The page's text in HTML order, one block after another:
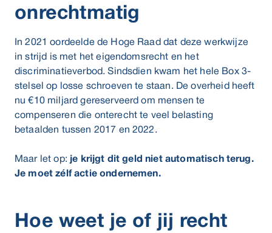
onrechtmatig
In 2021 oordeelde de Hoge Raad dat deze werkwijze
in strijd is met het eigendomsrecht en het
discriminatieverbod. Sindsdien kwam het hele Box 3-
stelsel op losse schroeven te staan. De overheid heeft
nu €10 miljard gereserveerd om mensen te
compenseren die onterecht te veel belasting
betaalden tussen 2017 en 2022.
Maar let op: je krijgt dit geld niet automatisch terug.
Je moet zélf actie ondernemen.
Hoe weet je of jij recht